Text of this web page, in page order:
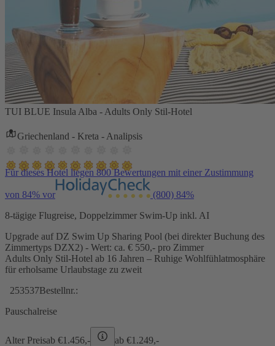
TUI BLUE Insula Alba - Adults Only Stil-Hotel
Griechenland - Kreta - Analipsis
Für dieses Hotel liegen 800 Bewertungen mit einer Zustimmung
von 84% vor (800) 84%
8-tägige Flugreise, Doppelzimmer Swim-Up inkl. AI
Upgrade auf DZ Swim Up Sharing Pool (bei direkter Buchung des
Zimmertyps DZX2) - Wert: ca. € 550,- pro Zimmer
Adults Only Stil-Hotel ab 16 Jahren – Ruhige Wohlfühlatmosphäre
für erholsame Urlaubstage zu zweit
253537Bestellnr.:
Pauschalreise
Alter Preisab €1.456,- ab €1.249,-